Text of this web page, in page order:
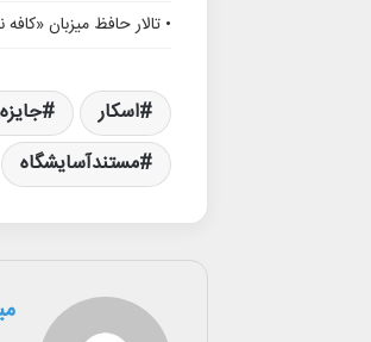
• تالار حافظ میزبان
اسکار
مستندآسایشگاه